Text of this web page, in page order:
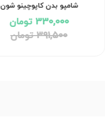
شامپو بدن کاپوچینو شون
330,000 تومان
391,500 تومان